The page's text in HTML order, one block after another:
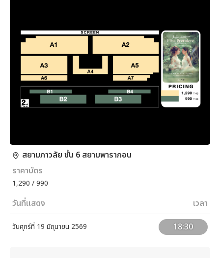
สยามภาวลัย ชั้น 6 สยามพารากอน
ราคาบัตร
1,290 / 990
วันที่แสดง เวลา
วันศุกร์ที่ 19 มิถุนายน 2569 18:30